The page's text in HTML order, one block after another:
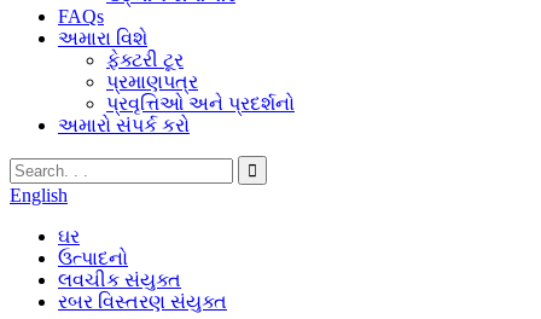
FAQs
અમારા વિશે
ફેક્ટરી ટૂર
પ્રમાણપત્ર
પ્રવૃત્તિઓ અને પ્રદર્શનો
અમારો સંપર્ક કરો
English
ઘર
ઉત્પાદનો
લવચીક સંયુક્ત
રબર વિસ્તરણ સંયુક્ત